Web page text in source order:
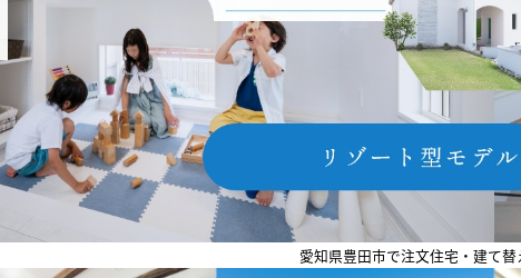
愛知県豊田市で注文住宅・建て